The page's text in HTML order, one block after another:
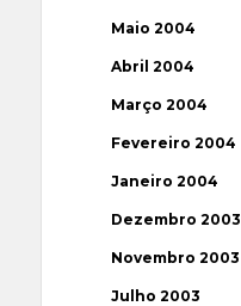
Maio 2004
Abril 2004
Março 2004
Fevereiro 2004
Janeiro 2004
Dezembro 2003
Novembro 2003
Julho 2003